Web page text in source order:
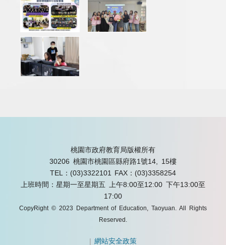
桃園市政府教育局版權所有
30206 桃園市桃園區縣府路1號14, 15樓
TEL：(03)3322101
FAX：(03)3358254
上班時間：星期一至星期五 上午8:00至12:00 下午13:00至
17:00
CopyRight © 2023 Department of Education, Taoyuan. All Rights
Reserved.
|網站安全政策